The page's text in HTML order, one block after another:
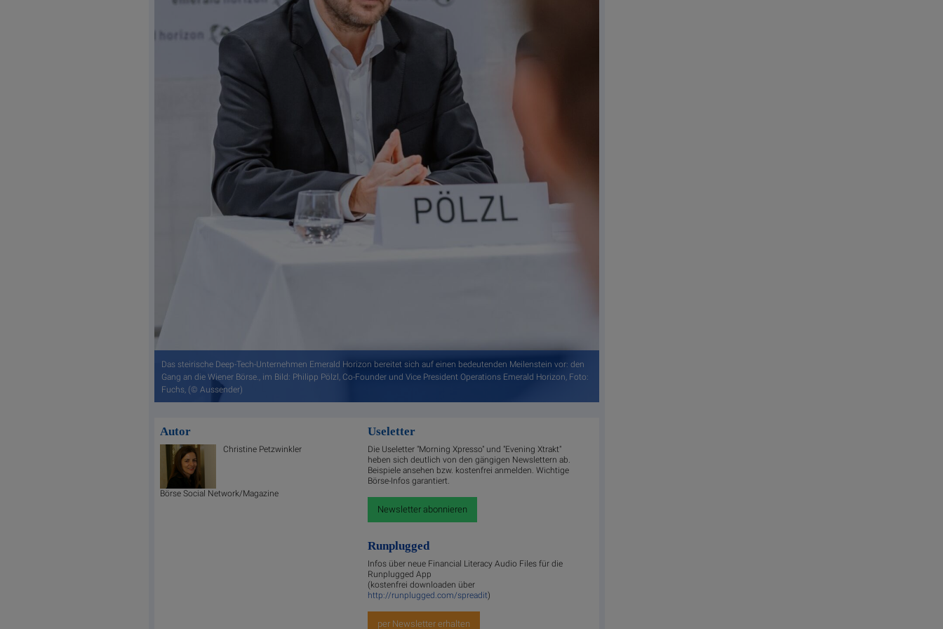
Das steirische Deep-Tech-Unternehmen Emerald Horizon bereitet sich auf einen bedeutenden Meilenstein vor: den
Gang an die Wiener Börse., im Bild: Philipp Pölzl, Co-Founder und Vice President Operations Emerald Horizon, Foto:
Fuchs, (© Aussender)
Autor
Christine Petzwinkler
Börse Social Network/Magazine
Useletter
Die Useletter "Morning Xpresso" und "Evening Xtrakt"
heben sich deutlich von den gängigen Newslettern ab.
Beispiele ansehen bzw. kostenfrei anmelden. Wichtige
Börse-Infos garantiert.
Newsletter abonnieren
Runplugged
Infos über neue Financial Literacy Audio Files für die
Runplugged App
(kostenfrei downloaden über
http://runplugged.com/spreadit)
per Newsletter erhalten